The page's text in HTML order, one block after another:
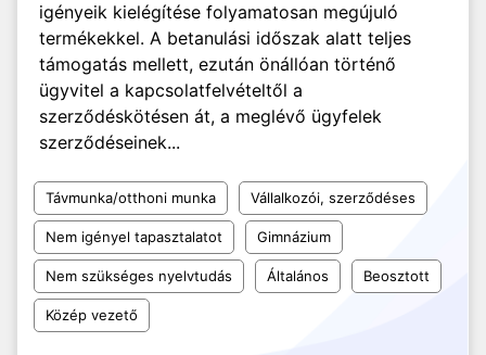
igényeik kielégítése folyamatosan megújuló
termékekkel. A betanulási időszak alatt teljes
támogatás mellett, ezután önállóan történő
ügyvitel a kapcsolatfelvételtől a
szerződéskötésen át, a meglévő ügyfelek
szerződéseinek...
Távmunka/otthoni munka Vállalkozói, szerződéses
Nem igényel tapasztalatot Gimnázium
Nem szükséges nyelvtudás Általános Beosztott
Közép vezető